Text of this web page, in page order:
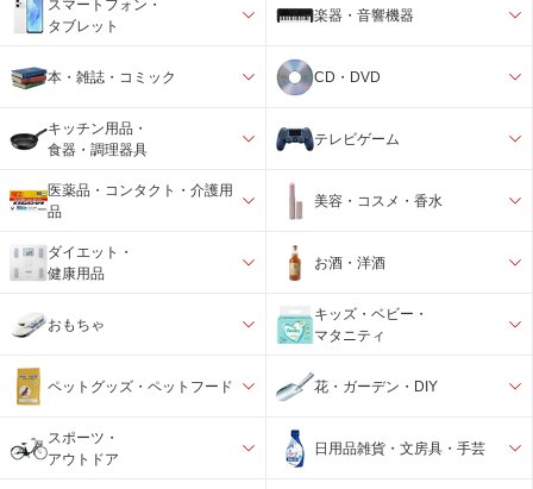
スマートフォン・
タブレット
楽器・音響機器
本・雑誌・コミック CD・DVD
キッチン用品・
食器・調理器具
テレビゲーム
医薬品・コンタクト・介護用
品
美容・コスメ・香水
ダイエット・
健康用品
お酒・洋酒
おもちゃ
キッズ・ベビー・
マタニティ
ペットグッズ・ペットフード 花・ガーデン・DIY
スポーツ・
アウトドア
日用品雑貨・文房具・手芸